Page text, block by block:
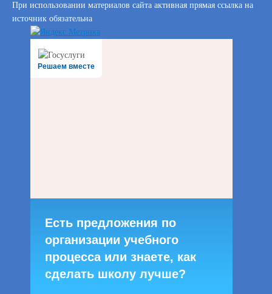
При использовании материалов сайта активная прямая ссылка на
источник обязательна
Решаем вместе
Есть предложения по
организации учебного
процесса или знаете, как
сделать школу лучше?